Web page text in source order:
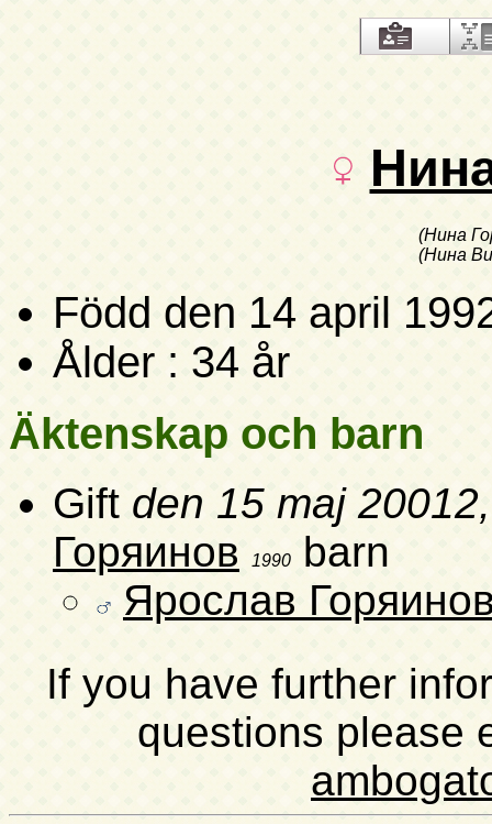
(Нина
(Нина
Född den 14 april
Ålder : 34 år
Äktenskap och barn
Gift den 15 maj 20012
Горяинов
1990
barn
Ярослав
If you have further
questions please